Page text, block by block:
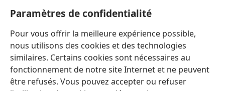
Paramètres de confidentialité
Pour vous offrir la meilleure expérience possible,
nous utilisons des cookies et des technologies
similaires. Certains cookies sont nécessaires au
fonctionnement de notre site Internet et ne peuvent
être refusés. Vous pouvez accepter ou refuser
(ouvre
une
nouvelle
fenêtre)
Bibliothèque en ligne
(ouvre
une
nouvelleJW Hub®
(ouvre